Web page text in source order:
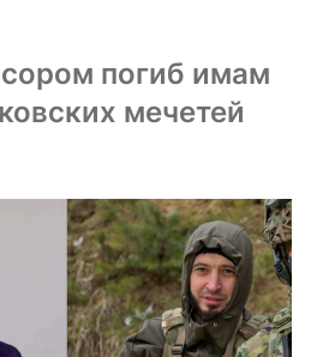
погиб имам
мечетей